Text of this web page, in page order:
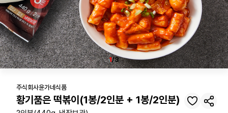
1/3
주식회사윤가네식품
황기품은 떡볶이(1봉/2인분 + 1봉/2인분)